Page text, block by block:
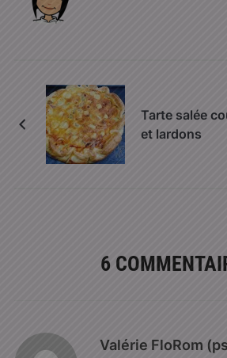
Tarte salée
et lardons
6
Valérie FloRom